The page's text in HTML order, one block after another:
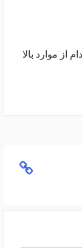
از موارد بالا